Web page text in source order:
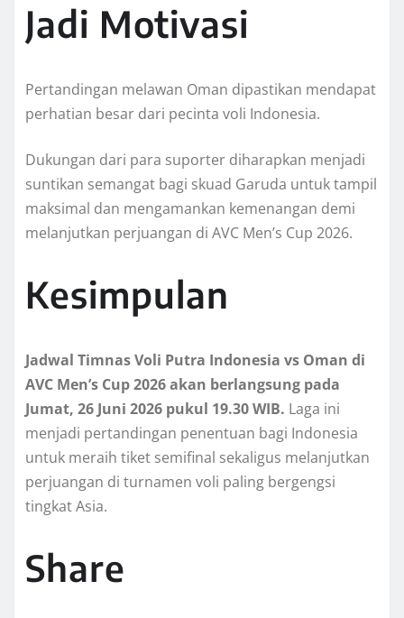
Jadi Motivasi
Pertandingan melawan Oman dipastikan mendapat
perhatian besar dari pecinta voli Indonesia.
Dukungan dari para suporter diharapkan menjadi
suntikan semangat bagi skuad Garuda untuk tampil
maksimal dan mengamankan kemenangan demi
melanjutkan perjuangan di AVC Men’s Cup 2026.
Kesimpulan
Jadwal Timnas Voli Putra Indonesia vs Oman di
AVC Men’s Cup 2026 akan berlangsung pada
Jumat, 26 Juni 2026 pukul 19.30 WIB. Laga ini
menjadi pertandingan penentuan bagi Indonesia
untuk meraih tiket semifinal sekaligus melanjutkan
perjuangan di turnamen voli paling bergengsi
tingkat Asia.
Share